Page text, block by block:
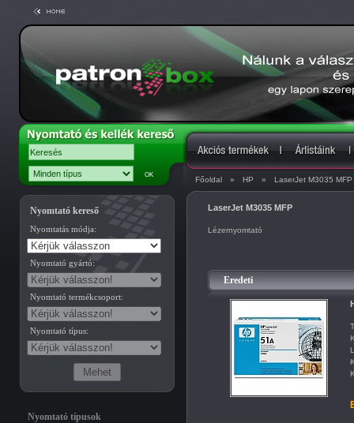
Főoldal » HP » LaserJet M3035 MFP
Nyomtató kereső
Nyomtatás módja:
Nyomtató gyártó:
Nyomtató termékcsoport:
Nyomtató típus:
Nyomtató típusok
LaserJet M3035 MFP
Lézernyomtató
Eredeti